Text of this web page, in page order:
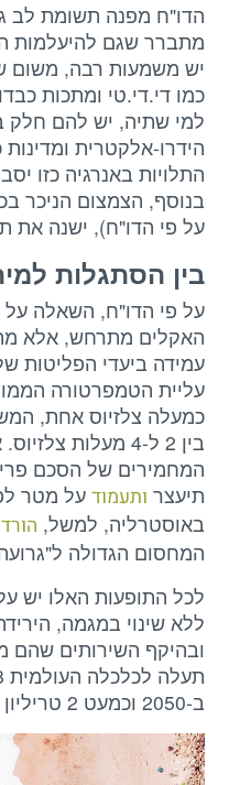
הדו"ח מפנה תשומת לב
מתברר שגם להיעלמות
יש משמעות רבה, משום
כמו די.די.טי ומתכות
למי שתיה, יש להם חלק
הידרו-אלקטרית
התלויות באנרגיה כזו
על פי הדו"ח), ישנה את
בין הסתגלות
על פי הדו"ח, השאלה על
האקלים מתרחש, אלא
עמידה ביעדי הפליטות
עליית הטמפרטורה
כמעלה צלזיוס אחת,
בין 2 ל-4 מעלות
המחמירים של הסכם
תיעצר ותעמוד
באוסטרליה, למשל,
המחסום הגדולה
לכל התופעות האלו יש
ללא שינוי במגמה,
ובהיקף השירותים שהם
ב-2050 וכמעט 2 טריליון דולר ב-2100.